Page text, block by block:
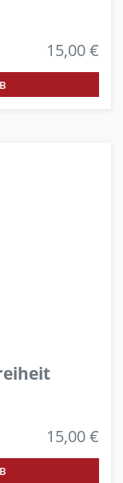
15,00 €
15,00 €